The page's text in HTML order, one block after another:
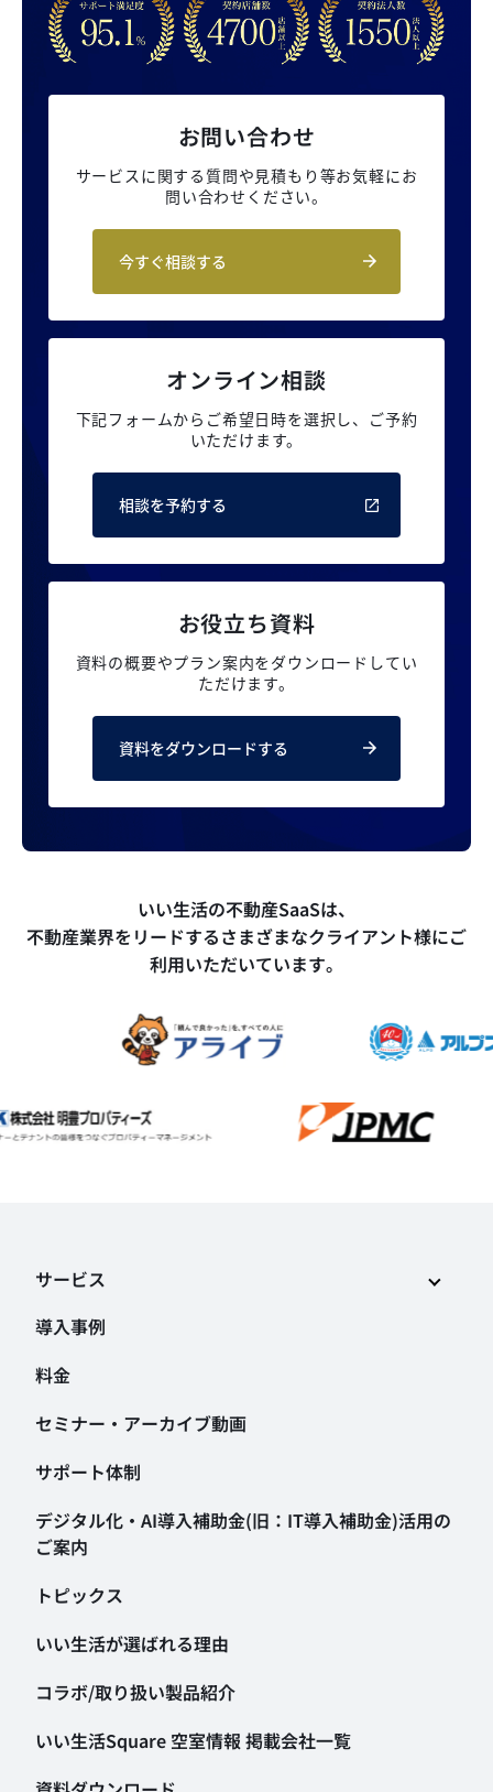
お問い合わせ
サービスに関する質問や見積もり等お気軽にお
問い合わせください。
今すぐ相談する
オンライン相談
下記フォームからご希望日時を選択し、 ご予約
いただけます。
相談を予約する
お役立ち資料
資料の概要やプラン案内をダウンロードしてい
ただけます。
資料をダウンロードする
いい生活の不動産SaaSは、
不動産業界をリードするさまざまなクライアント様にご
利用いただいています。
導入事例
料金
セミナー・アーカイブ動画
サポート体制
デジタル化・AI導入補助金(旧：IT導入補助金)活用の
ご案内
トピックス
いい生活が選ばれる理由
コラボ/取り扱い製品紹介
いい生活Square 空室情報 掲載会社一覧
サービス